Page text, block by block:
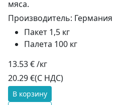
мяса.
Производитель: Германия
Пакет 1,5 кг
Палета 100 кг
13.53 € /кг
20.29 €(С НДС)
В корзину